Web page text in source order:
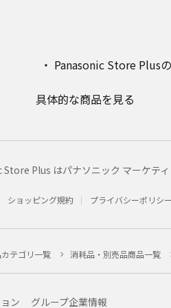
Panasonic Store Plus
具体的な商品を見る
Plus はパナソニック マーケテ
ショッピング規約 プライバシーポリシー
テゴリ一覧 消耗品・別売品商品一覧
ン グループ企業情報